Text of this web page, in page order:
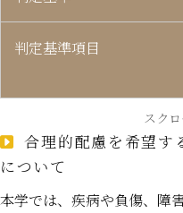
判定基準項目
スク
合理的配慮を希望す
について
本学では、疾病や負傷、障